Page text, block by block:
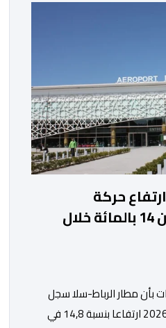
حركة
المسافرين بأزيد من 14 بالمائة خلال
بأن مطار الرباط-سلا سجل
خلال الفصل الأول من سنة 2026 ارتفاعا بنسبة 14,8 في